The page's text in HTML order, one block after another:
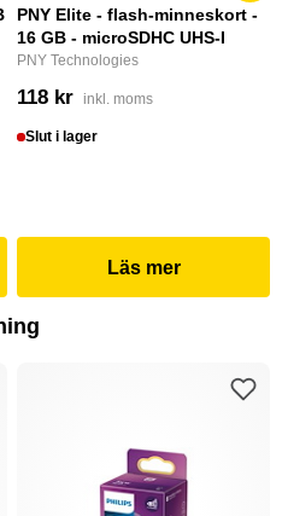
PNY Elite - flash-minneskort -
16 GB - microSDHC UHS-I
PNY Technologies
118 kr inkl. moms
Slut i lager
Läs mer